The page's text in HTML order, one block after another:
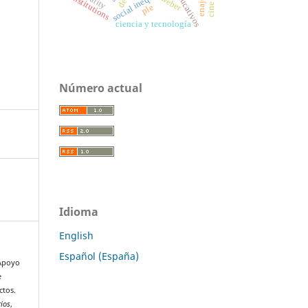
,
institutions
ciencia y tecnología
ple
Número actual
Idioma
English
Español (España)